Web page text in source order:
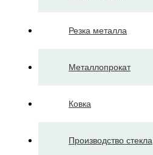
Резка металла
Металлопрокат
Ковка
Производство стекла